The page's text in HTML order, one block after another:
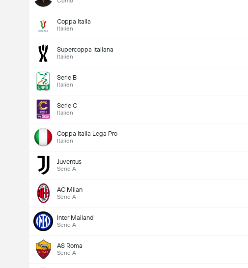
Coppa Italia
Italien
Supercoppa Italiana
Italien
Serie B
Italien
Serie C
Italien
Coppa Italia Lega Pro
Italien
Juventus
Serie A
AC Milan
Serie A
Inter Mailand
Serie A
AS Roma
Serie A